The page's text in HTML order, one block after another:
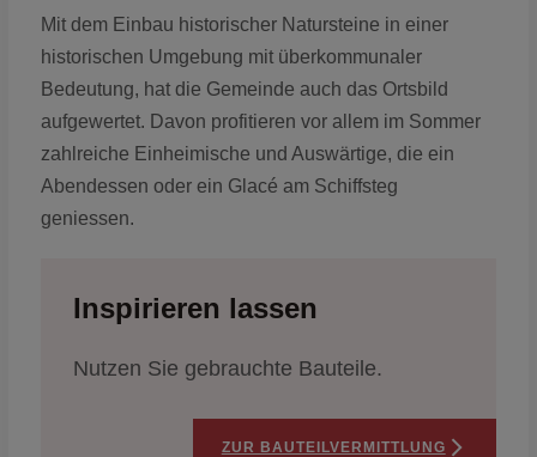
Mit dem Einbau historischer Natursteine in einer
historischen Umgebung mit überkommunaler
Bedeutung, hat die Gemeinde auch das Ortsbild
aufgewertet. Davon profitieren vor allem im Sommer
zahlreiche Einheimische und Auswärtige, die ein
Abendessen oder ein Glacé am Schiffsteg
geniessen.
Inspirieren lassen
Nutzen Sie gebrauchte Bauteile.
ZUR BAUTEILVERMITTLUNG